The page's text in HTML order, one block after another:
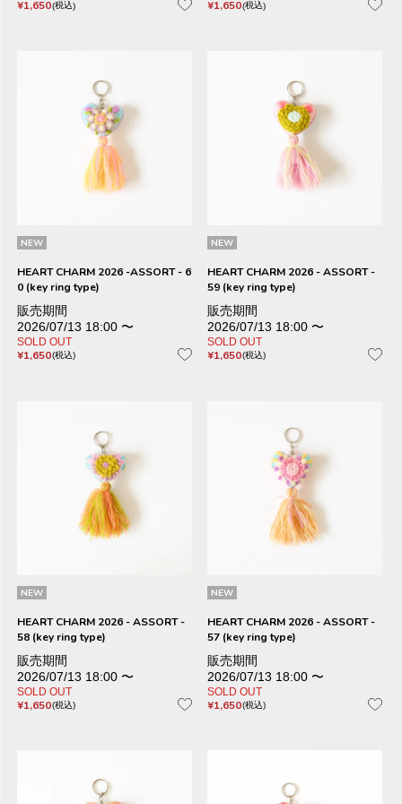
¥1,650 税込 ¥1,650 税込
NEW
HEART CHARM 2026 -ASSORT - 6
0 (key ring type)
販売期間
2026/07/13 18:00 〜
SOLD OUT
¥1,650 税込
NEW
HEART CHARM 2026 - ASSORT -
59 (key ring type)
販売期間
2026/07/13 18:00 〜
SOLD OUT
¥1,650 税込
NEW
HEART CHARM 2026 - ASSORT -
58 (key ring type)
販売期間
2026/07/13 18:00 〜
SOLD OUT
¥1,650 税込
NEW
HEART CHARM 2026 - ASSORT -
57 (key ring type)
販売期間
2026/07/13 18:00 〜
SOLD OUT
¥1,650 税込